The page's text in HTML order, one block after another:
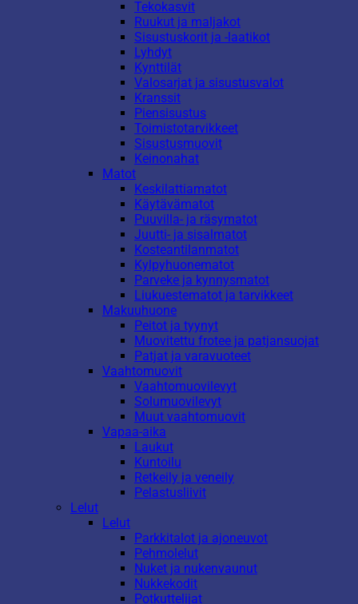
Tekokasvit
Ruukut ja maljakot
Sisustuskorit ja -laatikot
Lyhdyt
Kynttilät
Valosarjat ja sisustusvalot
Kranssit
Piensisustus
Toimistotarvikkeet
Sisustusmuovit
Keinonahat
Matot
Keskilattiamatot
Käytävämatot
Puuvilla- ja räsymatot
Juutti- ja sisalmatot
Kosteantilanmatot
Kylpyhuonematot
Parveke ja kynnysmatot
Liukuestematot ja tarvikkeet
Makuuhuone
Peitot ja tyynyt
Muovitettu frotee ja patjansuojat
Patjat ja varavuoteet
Vaahtomuovit
Vaahtomuovilevyt
Solumuovilevyt
Muut vaahtomuovit
Vapaa-aika
Laukut
Kuntoilu
Retkeily ja veneily
Pelastusliivit
Lelut
Lelut
Parkkitalot ja ajoneuvot
Pehmolelut
Nuket ja nukenvaunut
Nukkekodit
Potkuttelijat